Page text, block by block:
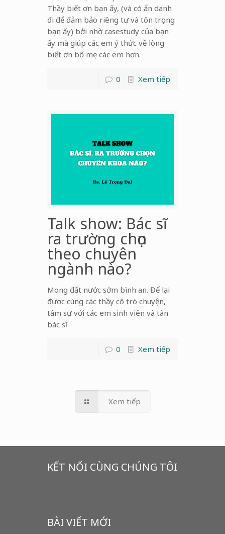
Thầy biết ơn bạn ấy, (và có ẩn danh
đi để đảm bảo riêng tư và tôn trọng
bạn ấy) bởi nhờ casestudy của bạn
ấy mà giúp các em ý thức về lòng
biết ơn bố mẹ các em hơn.
0 Xem tiếp
Talk show: Bác sĩ
ra trường chọn
theo chuyên
ngành nào?
Mong đất nước sớm bình an. Để lại
được cùng các thầy cô trò chuyện,
tâm sự với các em sinh viên và tân
bác sĩ
0 Xem tiếp
Xem tiếp
KẾT NỐI CÙNG CHÚNG TÔI
BÀI VIẾT MỚI